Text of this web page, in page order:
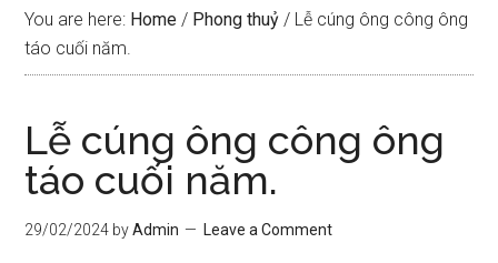
You are here: Home / Phong thuỷ / Lễ cúng ông công ông
táo cuối năm.
Lễ cúng ông công ông
táo cuối năm.
29/02/2024 byAdmin Leave a Comment